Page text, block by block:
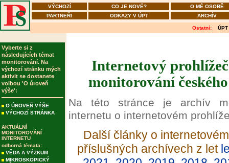
VÝCHOZÍ CO JE NOVÉ?
O MÉ OSOBĚ
PARTNEŘI
ODKAZY V ÚPT ARCHÍV
Ostatní: ÚPT
Vyberte si z
následujících témat
monitorování. Na
výchozí stránku mých
aktivit se dostanete
volbou 'O úroveň
výše':
O ÚROVEŇ VÝŠE
VÝCHOZÍ STRÁNKA
AKTUÁLNÍ
MONITOROVÁNÍ
INTERNETU
odborná témata:
VĚDA A VÝZKUM
MIKROSKOPICKÝ
Internetový
monitorování
Na této stránce je archív
internetu o internetovém
Další články o
příslušných archívech z let